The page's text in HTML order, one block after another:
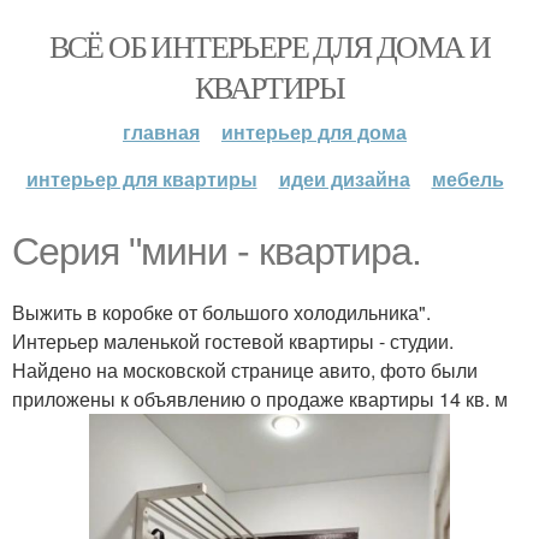
ВСЁ ОБ ИНТЕРЬЕРЕ ДЛЯ ДОМА И
КВАРТИРЫ
главная
интерьер для дома
интерьер для квартиры
идеи дизайна мебель
Серия "мини - квартира.
Выжить в коробке от большого холодильника".
Интерьер маленькой гостевой квартиры - студии.
Найдено на московской странице авито, фото были
приложены к объявлению о продаже квартиры 14 кв. м